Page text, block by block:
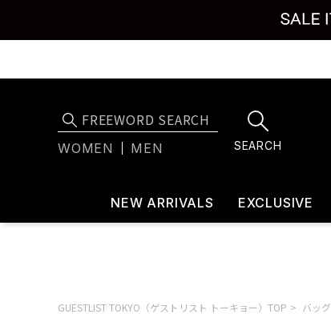
WOMEN MEN SEARCH
NEW ARRIVALS EXCLUSIVE
GUESTLIST TOKYO（ゲストリスト トーキョー）TOP バッグ